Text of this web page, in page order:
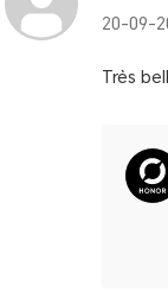
20-09-
Très